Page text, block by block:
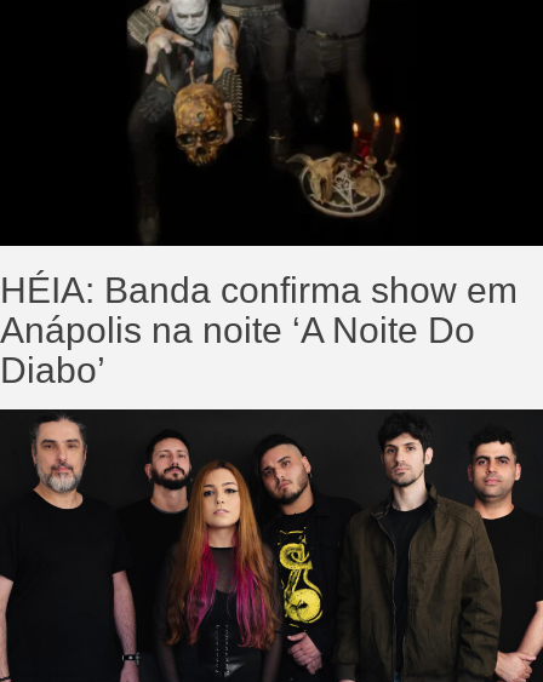
HÉIA: Banda confirma show em
Anápolis na noite ‘A Noite Do
Diabo’